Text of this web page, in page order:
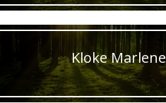
Kloke Marlene